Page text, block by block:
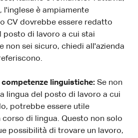
l'inglese è ampiamente
CV dovrebbe essere redatto
posto di lavoro a cui stai
non sei sicuro, chiedi all'azienda
linguistiche: Se non
lingua del posto di lavoro a cui
potrebbe essere utile
corso di lingua. Questo non solo
possibilità di trovare un lavoro,